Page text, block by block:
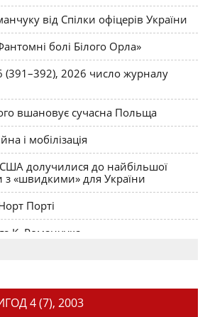
від Спілки офіцерів України
болі Білого Орла»
2026 число журналу
вшановує сучасна Польща
і мобілізація
долучилися до найбільшої
з «швидкими» для України
Порті
К. Романчука
4 (7), 2003